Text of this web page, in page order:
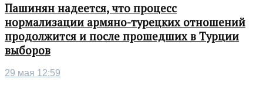
Пашинян надеется, что процесс
нормализации армяно-турецких отношений
продолжится и после прошедших в Турции
выборов
29 мая 12:59